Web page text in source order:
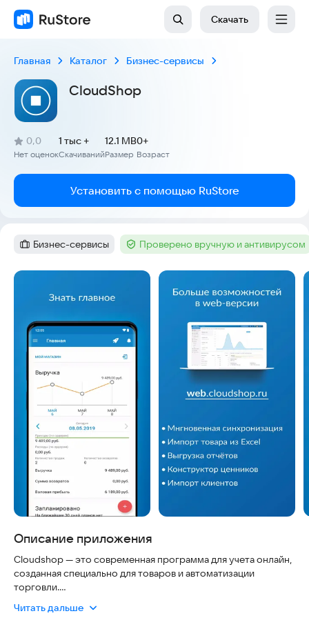
Скачать
Главная Каталог Бизнес-сервисы
CloudShop
Рейтинг:
0,0
(
Нет оценок
)
Скачиваний
1 тыс +
Размер
12.1 MB
Возраст
0+
Установить с помощью RuStore
Категория :
Бизнес-сервисы Тег :Проверено вручную и антивирусом
Скриншоты
Описание приложения
Cloudshop — это современная программа для учета онлайн,
созданная специально для товаров и автоматизации
торговли.
В этом сервисе вы найдете все необходимое для полного
Читать дальше